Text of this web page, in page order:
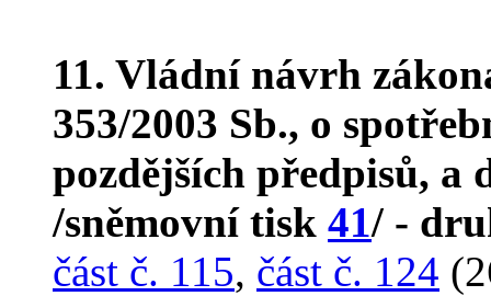
11. Vládní návrh
353/2003 Sb., o
pozdějších předpisů, a
/sněmovní tisk 41/ -
část č. 115, část č. 124